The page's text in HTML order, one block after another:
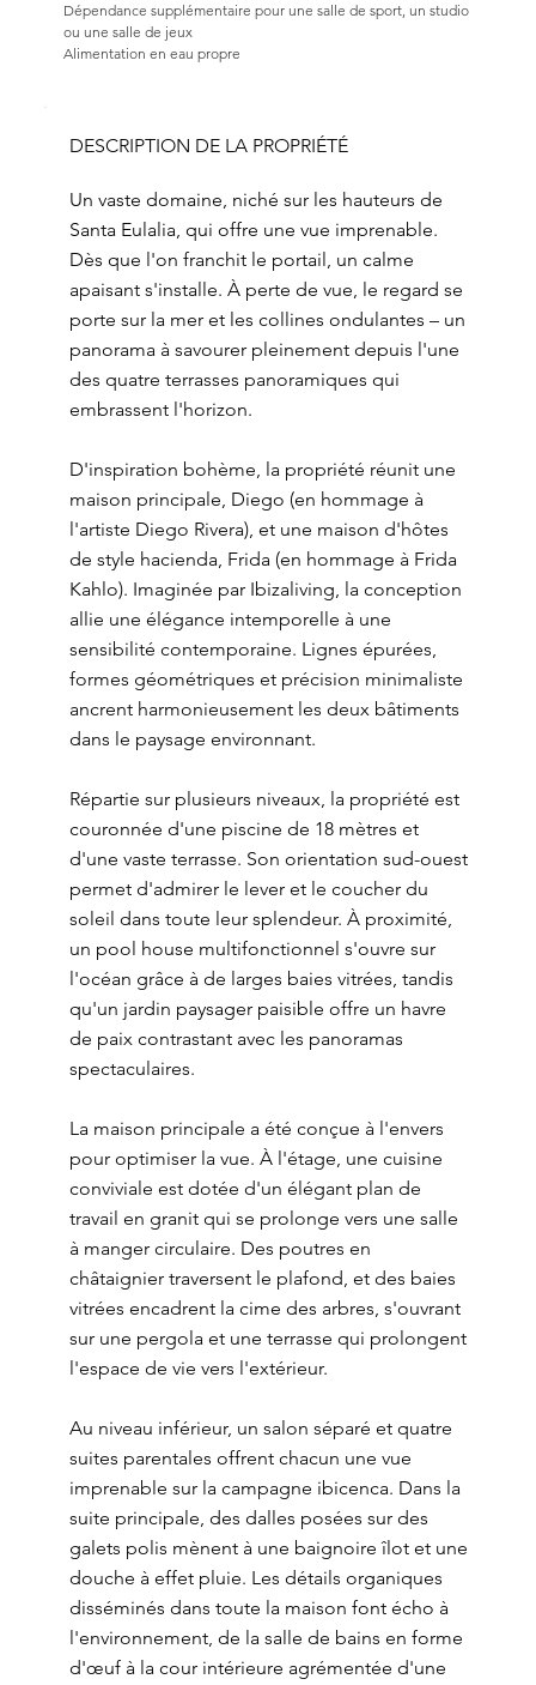
Dépendance supplémentaire pour une salle de sport, un studio
ou une salle de jeux
Alimentation en eau propre
DESCRIPTION DE LA PROPRIÉTÉ
Un vaste domaine, niché sur les hauteurs de
Santa Eulalia, qui offre une vue imprenable.
Dès que l'on franchit le portail, un calme
apaisant s'installe. À perte de vue, le regard se
porte sur la mer et les collines ondulantes – un
panorama à savourer pleinement depuis l'une
des quatre terrasses panoramiques qui
embrassent l'horizon.
D'inspiration bohème, la propriété réunit une
maison principale, Diego (en hommage à
l'artiste Diego Rivera), et une maison d'hôtes
de style hacienda, Frida (en hommage à Frida
Kahlo). Imaginée par Ibizaliving, la conception
allie une élégance intemporelle à une
sensibilité contemporaine. Lignes épurées,
formes géométriques et précision minimaliste
ancrent harmonieusement les deux bâtiments
dans le paysage environnant.
Répartie sur plusieurs niveaux, la propriété est
couronnée d'une piscine de 18 mètres et
d'une vaste terrasse. Son orientation sud-ouest
permet d'admirer le lever et le coucher du
soleil dans toute leur splendeur. À proximité,
un pool house multifonctionnel s'ouvre sur
l'océan grâce à de larges baies vitrées, tandis
qu'un jardin paysager paisible offre un havre
de paix contrastant avec les panoramas
spectaculaires.
La maison principale a été conçue à l'envers
pour optimiser la vue. À l'étage, une cuisine
conviviale est dotée d'un élégant plan de
travail en granit qui se prolonge vers une salle
à manger circulaire. Des poutres en
châtaignier traversent le plafond, et des baies
vitrées encadrent la cime des arbres, s'ouvrant
sur une pergola et une terrasse qui prolongent
l'espace de vie vers l'extérieur.
Au niveau inférieur, un salon séparé et quatre
suites parentales offrent chacun une vue
imprenable sur la campagne ibicenca. Dans la
suite principale, des dalles posées sur des
galets polis mènent à une baignoire îlot et une
douche à effet pluie. Les détails organiques
disséminés dans toute la maison font écho à
l'environnement, de la salle de bains en forme
d'œuf à la cour intérieure agrémentée d'une